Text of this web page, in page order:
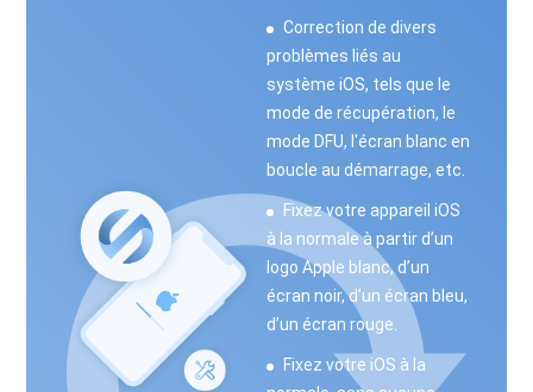
Correction de divers
problèmes liés au
système iOS, tels que le
mode de récupération, le
mode DFU, l'écran blanc en
boucle au démarrage, etc.
Fixez votre appareil iOS
à la normale à partir d’un
logo Apple blanc, d’un
écran noir, d’un écran bleu,
d’un écran rouge.
Fixez votre iOS à la